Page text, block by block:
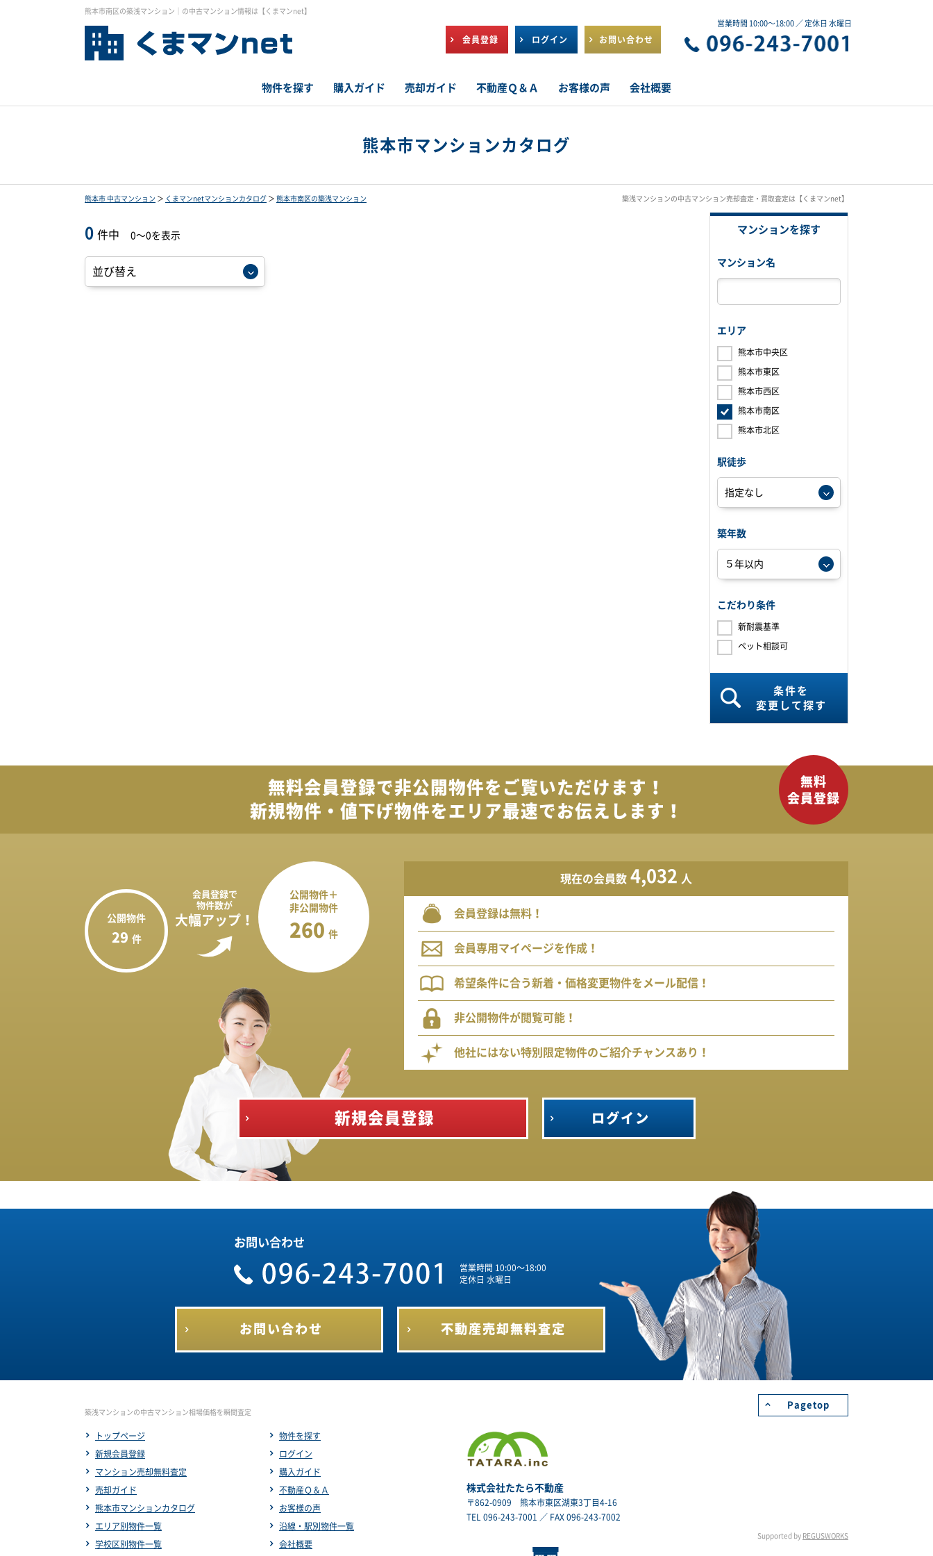
熊本市南区の築浅マンション｜の中古マンション情報は【くまマンnet】
会員登録 ログイン お問い合わせ
営業時間 10:00～18:00 ／ 定休日 水曜日
物件を探す 購入ガイド 売却ガイド 不動産Ｑ＆Ａ お客様の声 会社概要
熊本市マンションカタログ
熊本市 中古マンション ＞ くまマンnetマンションカタログ ＞ 熊本市南区の築浅マンション 築浅マンションの中古マンション売却査定・買取査定は【くまマンnet】
0 件中 0～0を表示
マンションを探す
マンション名
エリア
熊本市中央区
熊本市東区
熊本市西区
熊本市南区
熊本市北区
駅徒歩
築年数
こだわり条件
新耐震基準
ペット相談可
条件を
変更して探す
無料会員登録で非公開物件を ご覧いただけます！
新規物件・値下げ物件をエリア最速でお伝えします！
会員登録で
物件数が
大幅アップ！
公開物件
29 件
公開物件＋
非公開物件
260 件
現在の会員数 4,032 人
会員登録は無料！
会員専用マイページを作成！
希望条件に合う新着・価格変更物件をメール配信！
非公開物件が閲覧可能！
他社にはない特別限定物件のご紹介チャンスあり！
新規会員登録 ログイン
お問い合わせ
営業時間 10:00～18:00
定休日 水曜日
お問い合わせ 不動産売却 無料査定
Pagetop
築浅マンションの中古マンション相場価格を瞬間査定
トップページ 物件を探す
新規会員登録 ログイン
マンション売却無料査定 購入ガイド
売却ガイド 不動産Ｑ＆Ａ
熊本市マンションカタログ お客様の声
エリア別物件一覧 沿線・駅別物件一覧
学校区別物件一覧 会社概要
株式会社たたら不動産
〒862-0909 熊本市東区湖東3丁目4-16
TEL 096-243-7001 ／ FAX 096-243-7002
Supported by REGUSWORKS